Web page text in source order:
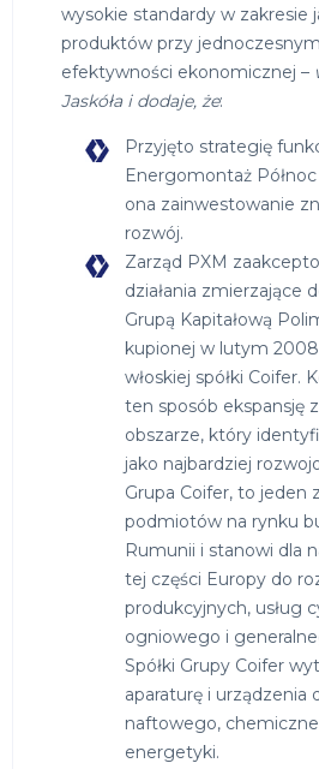
wysokie standardy w zakresie
produktów przy
efektywności ekonomicznej –
Jaskóła i dodaje, że:
Przyjęto strategię
Energomontaż Północ
ona zainwestowanie
rozwój.
Zarząd PXM
działania zmierzające
Grupą Kapitałową
kupionej w lutym
włoskiej spółki Coifer.
ten sposób ekspansję
obszarze, który
jako najbardziej
Grupa Coifer, to jeden
podmiotów na rynku
Rumunii i stanowi dla
tej części Europy do
produkcyjnych, usług
ogniowego i
Spółki Grupy Coifer
aparaturę i urządzenia
naftowego,
energetyki.